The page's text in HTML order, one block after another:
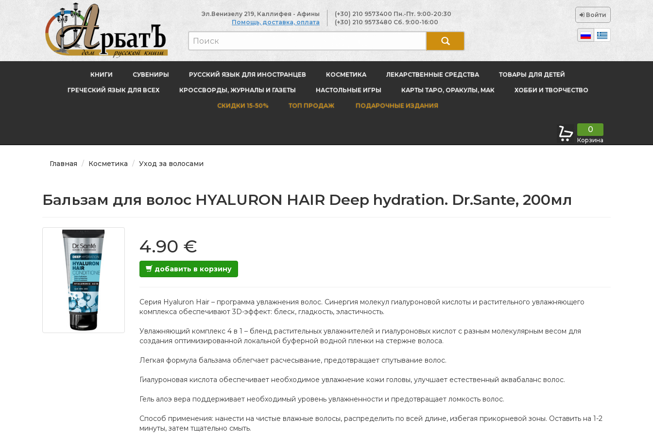
Эл.Венизелу 219, Каллифея - Афины
Помощь, доставка, оплата
(+30) 210 9573400 Пн.-Пт. 9:00-20:30
(+30) 210 9573480 Сб. 9:00-16:00
Войти
КНИГИ СУВЕНИРЫ РУССКИЙ ЯЗЫК ДЛЯ ИНОСТРАНЦЕВ КОСМЕТИКА ЛЕКАРСТВЕННЫЕ СРЕДСТВА ТОВАРЫ ДЛЯ ДЕТЕЙ
ГРЕЧЕСКИЙ ЯЗЫК ДЛЯ ВСЕХ КРОССВОРДЫ, ЖУРНАЛЫ И ГАЗЕТЫ НАСТОЛЬНЫЕ ИГРЫ КАРТЫ ТАРО, ОРАКУЛЫ, МАК ХОББИ И ТВОРЧЕСТВО
СКИДКИ 15-50% ТОП ПРОДАЖ ПОДАРОЧНЫЕ ИЗДАНИЯ
0
Корзина
Главная Косметика Уход за волосами
Бальзам для волос HYALURON HAIR Deep hydration. Dr.Sante, 200мл
4.90 €
добавить в корзину
Серия Hyaluron Hair – программа увлажнения волос. Синергия молекул гиалуроновой кислоты и растительного увлажняющего
комплекса обеспечивают 3D-эффект: блеск, гладкость, эластичность.
Увлажняющий комплекс 4 в 1 – бленд растительных увлажнителей и гиалуроновых кислот с разным молекулярным весом для
создания оптимизированной локальной буферной водной пленки на стержне волоса.
Легкая формула бальзама облегчает расчесывание, предотвращает спутывание волос.
Гиалуроновая кислота обеспечивает необходимое увлажнение кожи головы, улучшает естественный аквабаланс волос.
Гель алоэ вера поддерживает необходимый уровень увлажненности и предотвращает ломкость волос.
Способ применения: нанести на чистые влажные волосы, распределить по всей длине, избегая прикорневой зоны. Оставить на 1-2
минуты, затем тщательно смыть.